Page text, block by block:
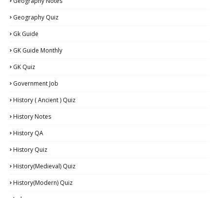
Geography Quiz
Gk Guide
GK Guide Monthly
GK Quiz
Government Job
History ( Ancient ) Quiz
History Notes
History QA
History Quiz
History(Medieval) Quiz
History(Modern) Quiz